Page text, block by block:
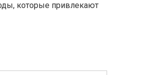
которые привлекают